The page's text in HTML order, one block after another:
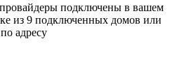
подключены в вашем
из 9 подключенных домов или
адресу